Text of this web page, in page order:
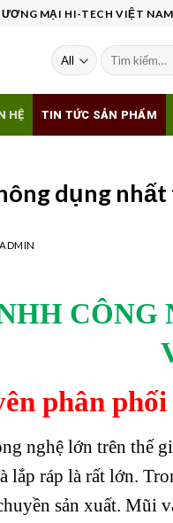
MẠI HI-TECH VIỆT NAM
Tìm
kiếm:
HỆ TIN TỨC SẢN PHẨM
dụng
ADMIN
phân
nghệ lớn trên thế
lắp ráp là rất lớn.
sản xuất. Mũi